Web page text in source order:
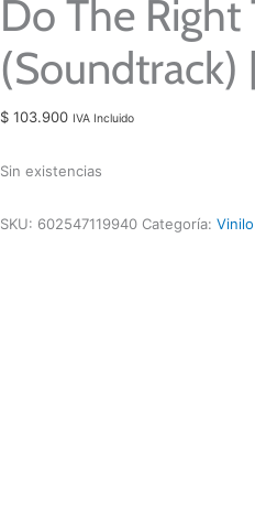
Do The Right
(Soundtrack)
$ 103.900 IVA Incluido
Sin existencias
SKU: 602547119940 Categoría:Vinilo